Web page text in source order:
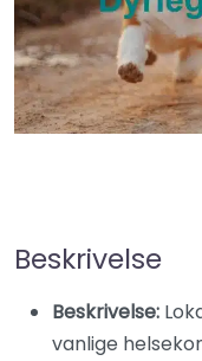
Beskrivelse
Beskrivelse:
vanlige